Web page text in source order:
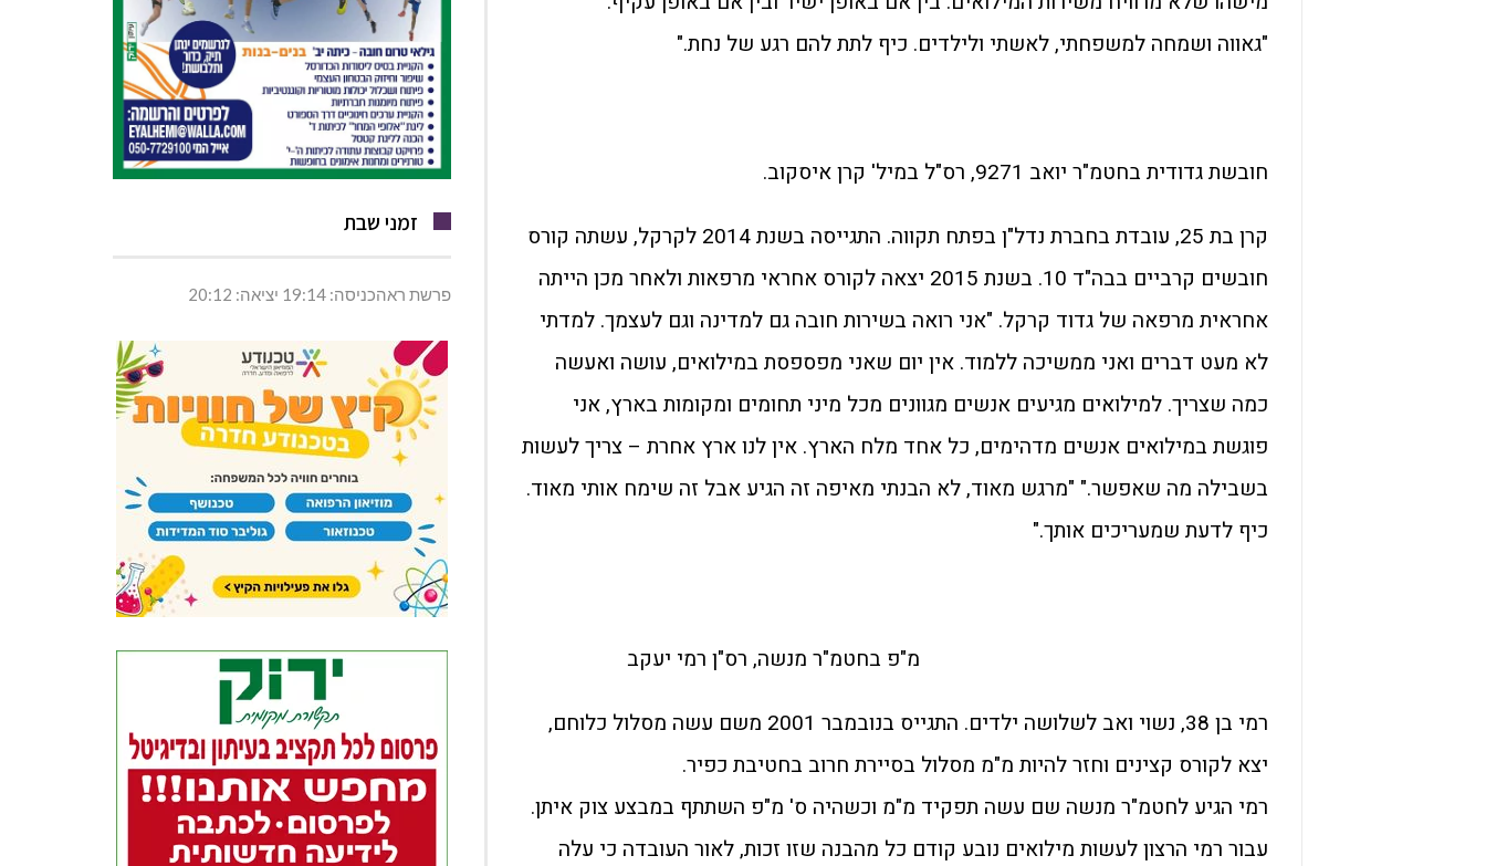
"גאווה ושמחה למשפחתי, לאשתי ולילדים. כיף לתת להם רגע של נחת."
חובשת גדודית בחטמ"ר יואב 9271, רס"ל במיל' קרן איסקוב.
קרן בת 25, עובדת בחברת נדל"ן בפתח תקווה. התגייסה בשנת 2014 לקרקל, עשתה קורס
חובשים קרביים בבה"ד 10. בשנת 2015 יצאה לקורס אחראי מרפאות ולאחר מכן הייתה
אחראית מרפאה של גדוד קרקל. "אני רואה בשירות חובה גם למדינה וגם לעצמך. למדתי
לא מעט דברים ואני ממשיכה ללמוד. אין יום שאני מפספסת במילואים, עושה ואעשה
כמה שצריך. למילואים מגיעים אנשים מגוונים מכל מיני תחומים ומקומות בארץ, אני
פוגשת במילואים אנשים מדהימים, כל אחד מלח הארץ. אין לנו ארץ אחרת – צריך לעשות
בשבילה מה שאפשר." "מרגש מאוד, לא הבנתי מאיפה זה הגיע אבל זה שימח אותי מאוד.
כיף לדעת שמעריכים אותך."
מ"פ בחטמ"ר מנשה, רס"ן רמי יעקב
רמי בן 38, נשוי ואב לשלושה ילדים. התגייס בנובמבר 2001 משם עשה מסלול כלוחם,
יצא לקורס קצינים וחזר להיות מ"מ מסלול בסיירת חרוב בחטיבת כפיר.
רמי הגיע לחטמ"ר מנשה שם עשה תפקיד מ"מ וכשהיה ס' מ"פ השתתף במבצע צוק איתן.
עבור רמי הרצון לעשות מילואים נובע קודם כל מהבנה שזו זכות, לאור העובדה כי עלה
זמני שבת
פרשת ראהכניסה: 19:14 יציאה: 20:12